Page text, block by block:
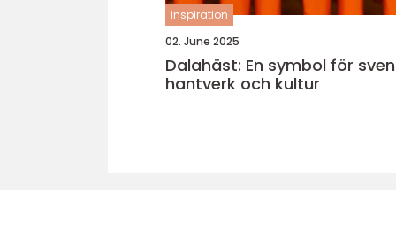
inspiration
02. June 2025
Dalahäst: En symbol för
hantverk och kultur